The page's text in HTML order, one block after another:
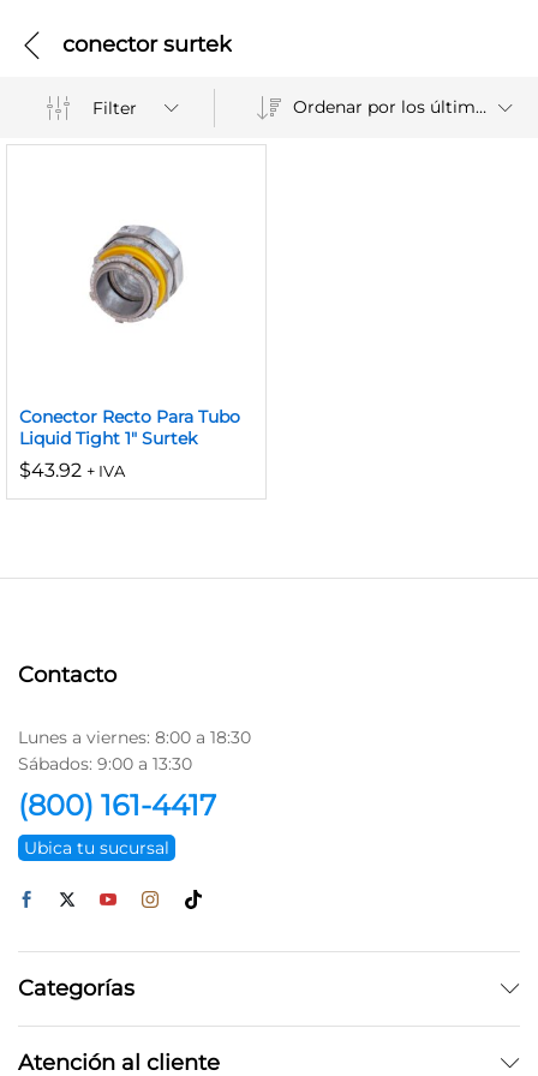
conector surtek
Filter Ordenar por los últimos
Conector Recto Para Tubo
Liquid Tight 1″ Surtek
$43.92 + IVA
Contacto
Lunes a viernes: 8:00 a 18:30
Sábados: 9:00 a 13:30
(800) 161-4417
Ubica tu sucursal
Categorías
Atención al cliente